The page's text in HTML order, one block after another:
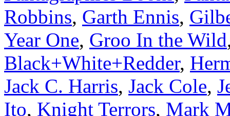
Robbins, Garth Ennis,
Year One, Groo In the Wild
Black+White+Redder,
Jack C. Harris, Jack Cole,
Ito, Knight Terrors, Mark